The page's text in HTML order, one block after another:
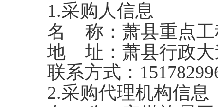
1.采购人信息
名
称：萧县重点
地
址：萧县行政大
联系方式：
2.采购代理机构信息